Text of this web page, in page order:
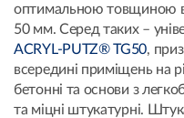
оптимальною товщиною
50 мм. Серед таких –
ACRYL-PUTZ® TG50,
всередині приміщень на
бетонні та основи з
та міцні штукатурні.